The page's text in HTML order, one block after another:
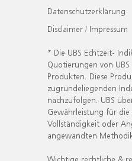
Datenschutzerklärung
Disclaimer / Impressum
* Die UBS Echtzeit-
Quotierungen von
Produkten. Diese
zugrundeliegenden
nachzufolgen. UBS
Gewährleistung für
Vollständigkeit oder
angewandten